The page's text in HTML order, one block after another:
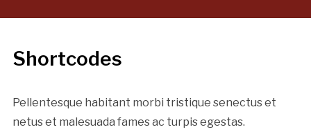
Shortcodes
Pellentesque habitant morbi tristique senectus et
netus et malesuada fames ac turpis egestas.